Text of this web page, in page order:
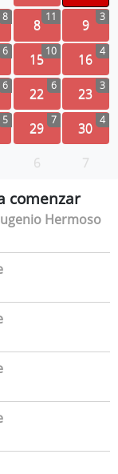
8 8 11 9 3
6 1510 16 4
6 22 6 23 3
5 29 7 30 4
6 7
comenzar
Hermoso